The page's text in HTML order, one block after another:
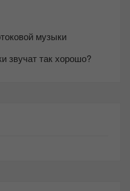
музыки
звучат так хорошо?